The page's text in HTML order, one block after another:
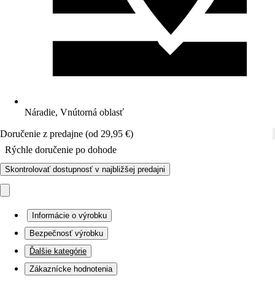
Náradie, Vnútorná oblasť
Doručenie z predajne (od 29,95 €)
Rýchle doručenie po dohode
Skontrolovať dostupnosť v najbližšej predajni
Informácie o výrobku
Bezpečnosť výrobku
Ďalšie kategórie
Zákaznícke hodnotenia